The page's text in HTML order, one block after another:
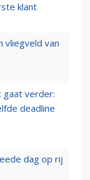
klant
vliegveld van
gaat verder:
deadline
dag op rij